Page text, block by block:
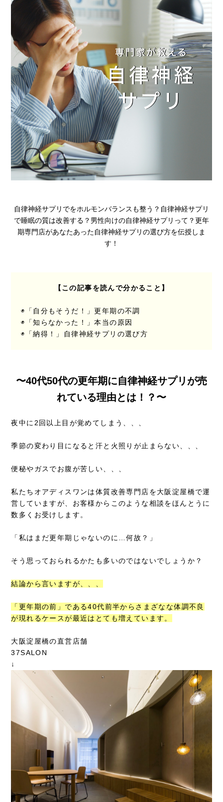
自律神経サプリでをホルモンバランスも整う？自律神経サプリ
で睡眠の質は改善する？男性向けの自律神経サプリって？更年
期専門店があなたあった自律神経サプリの選び方を伝授しま
す！
【この記事を読んで分かること】
◉「自分もそうだ！」更年期の不調
◉「知らなかった！」本当の原因
◉「納得！」自律神経サプリの選び方
〜40代50代の更年期に自律神経サプリが売
れている理由とは！？〜
夜中に2回以上目が覚めてしまう、、、
季節の変わり目になると汗と火照りが止まらない、、、
便秘やガスでお腹が苦しい、、、
私たちオアディスワンは体質改善専門店を大阪淀屋橋で運
営していますが、お客様からこのような相談をほんとうに
数多くお受けします。
「私はまだ更年期じゃないのに…何故？」
そう思っておられるかたも多いのではないでしょうか？
結論から言いますが、、、
「更年期の前」である40代前半からさまざなな体調不良
が現れるケースが最近はとても増えています。
大阪淀屋橋の直営店舗
37SALON
↓